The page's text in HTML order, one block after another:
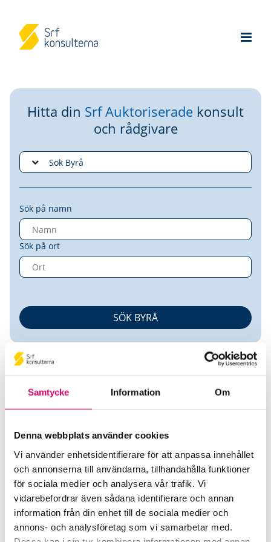
Samtycke Information Om
Denna webbplats använder cookies
Vi använder enhetsidentifierare för att anpassa innehållet
och annonserna till användarna, tillhandahålla funktioner
för sociala medier och analysera vår trafik. Vi
vidarebefordrar även sådana identifierare och annan
information från din enhet till de sociala medier och
annons- och analysföretag som vi samarbetar med.
Hitta din Srf Auktoriserade konsult
och rådgivare
Sök på namn
Sök på ort
Eva Forsman
Auktoriserad Redovisningskonsult
AIFA AB
Askim
Telefon